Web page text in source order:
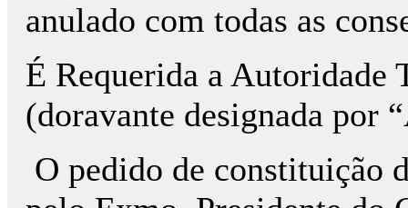
anulado com todas as
É Requerida a Autoridade
(doravante designada por
O pedido de constituição